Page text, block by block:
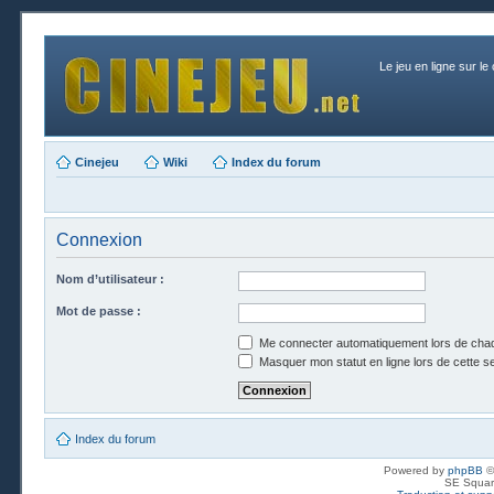
Le jeu en ligne sur le
Cinejeu Wiki Index du forum
Connexion
Nom d’utilisateur :
Mot de passe :
Me connecter automatiquement lors de
Masquer mon statut en ligne lors de cette
Index du forum
Powered by phpBB
SE